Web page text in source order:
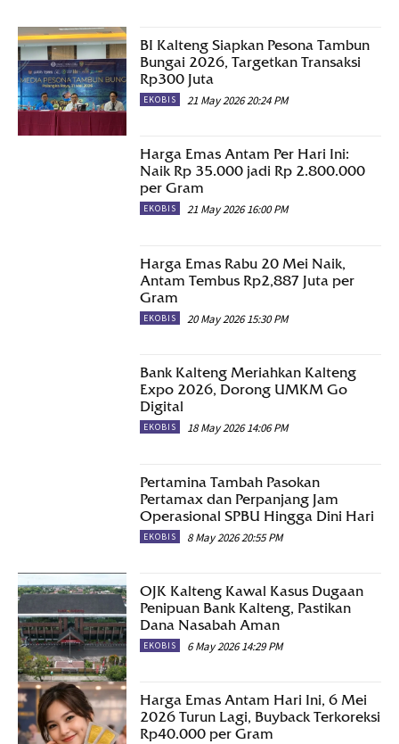
BI Kalteng Siapkan Pesona Tambun
Bungai 2026, Targetkan Transaksi
Rp300 Juta
EKOBIS 21 May 2026 20:24 PM
Harga Emas Antam Per Hari Ini:
Naik Rp 35.000 jadi Rp 2.800.000
per Gram
EKOBIS 21 May 2026 16:00 PM
Harga Emas Rabu 20 Mei Naik,
Antam Tembus Rp2,887 Juta per
Gram
EKOBIS 20 May 2026 15:30 PM
Bank Kalteng Meriahkan Kalteng
Expo 2026, Dorong UMKM Go
Digital
EKOBIS 18 May 2026 14:06 PM
Pertamina Tambah Pasokan
Pertamax dan Perpanjang Jam
Operasional SPBU Hingga Dini Hari
EKOBIS 8 May 2026 20:55 PM
OJK Kalteng Kawal Kasus Dugaan
Penipuan Bank Kalteng, Pastikan
Dana Nasabah Aman
EKOBIS 6 May 2026 14:29 PM
Harga Emas Antam Hari Ini, 6 Mei
2026 Turun Lagi, Buyback Terkoreksi
Rp40.000 per Gram